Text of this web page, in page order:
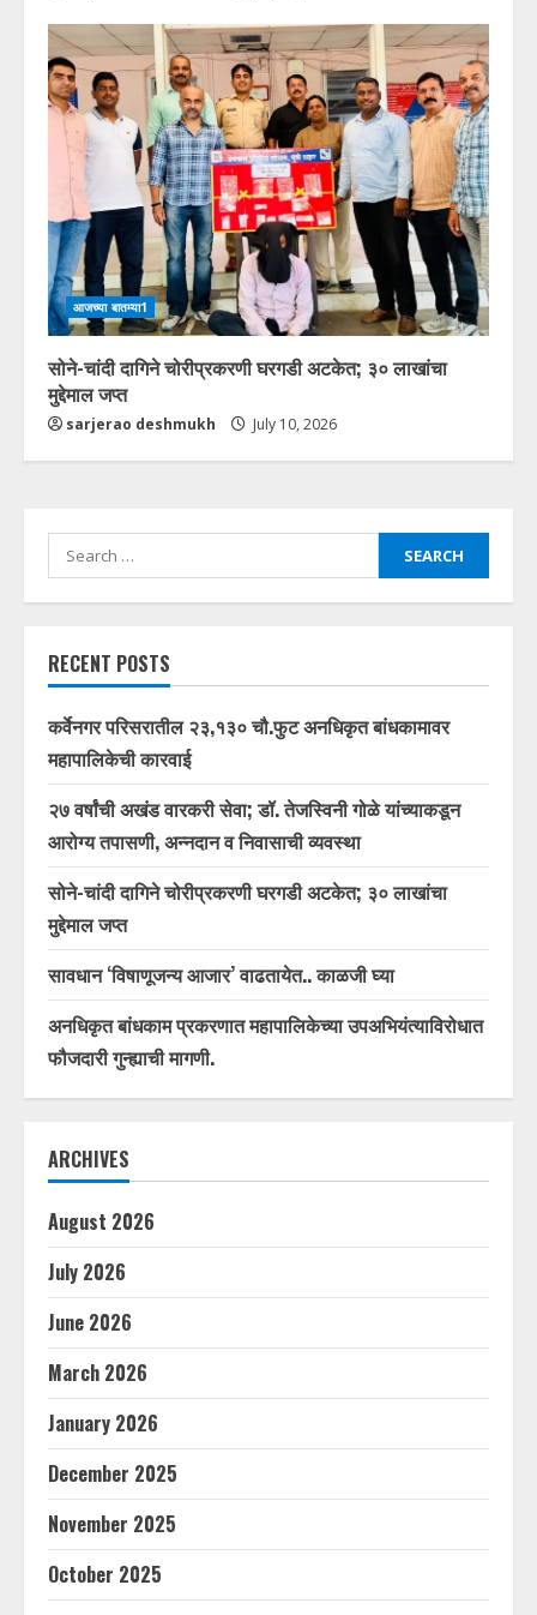
आजच्या बातम्या1
सोने-चांदी दागिने चोरीप्रकरणी घरगडी अटकेत; ३० लाखांचा
मुद्देमाल जप्त
sarjerao deshmukh July 10, 2026
Search
for:
RECENT POSTS
कर्वेनगर परिसरातील २३,१३० चौ.फुट अनधिकृत बांधकामावर
महापालिकेची कारवाई
२७ वर्षांची अखंड वारकरी सेवा; डॉ. तेजस्विनी गोळे यांच्याकडून
आरोग्य तपासणी, अन्नदान व निवासाची व्यवस्था
सोने-चांदी दागिने चोरीप्रकरणी घरगडी अटकेत; ३० लाखांचा
मुद्देमाल जप्त
सावधान ‘विषाणूजन्य आजार’ वाढतायेत.. काळजी घ्या
अनधिकृत बांधकाम प्रकरणात महापालिकेच्या उपअभियंत्याविरोधात
फौजदारी गुन्ह्याची मागणी.
ARCHIVES
August 2026
July 2026
June 2026
March 2026
January 2026
December 2025
November 2025
October 2025